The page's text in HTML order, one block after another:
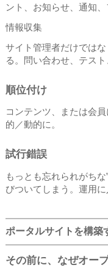
ント、お知らせ、通知、
情報収集
サイト管理者だけでは
る。問い合わせ、テス
順位付け
コンテンツ、または会
的／動的に。
試行錯誤
もっとも忘れられがち
びついてしまう。運用に
ポータルサイトを構築
その前に、なぜオー